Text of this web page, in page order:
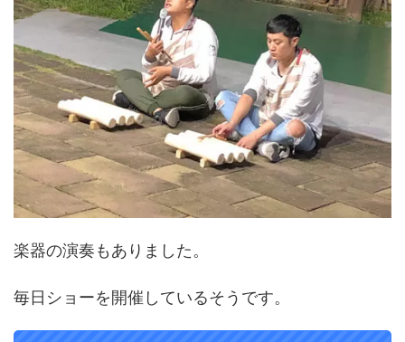
楽器の演奏もありました。
毎日ショーを開催しているそうです。